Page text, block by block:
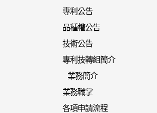
專利公告
品種權公告
技術公告
專利技轉組簡介
業務簡介
業務職掌
各項申請流程